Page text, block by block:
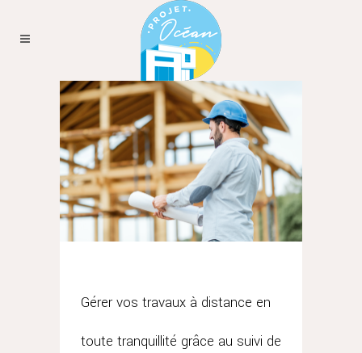
Gérer vos travaux à distance en
toute tranquillité grâce au suivi de